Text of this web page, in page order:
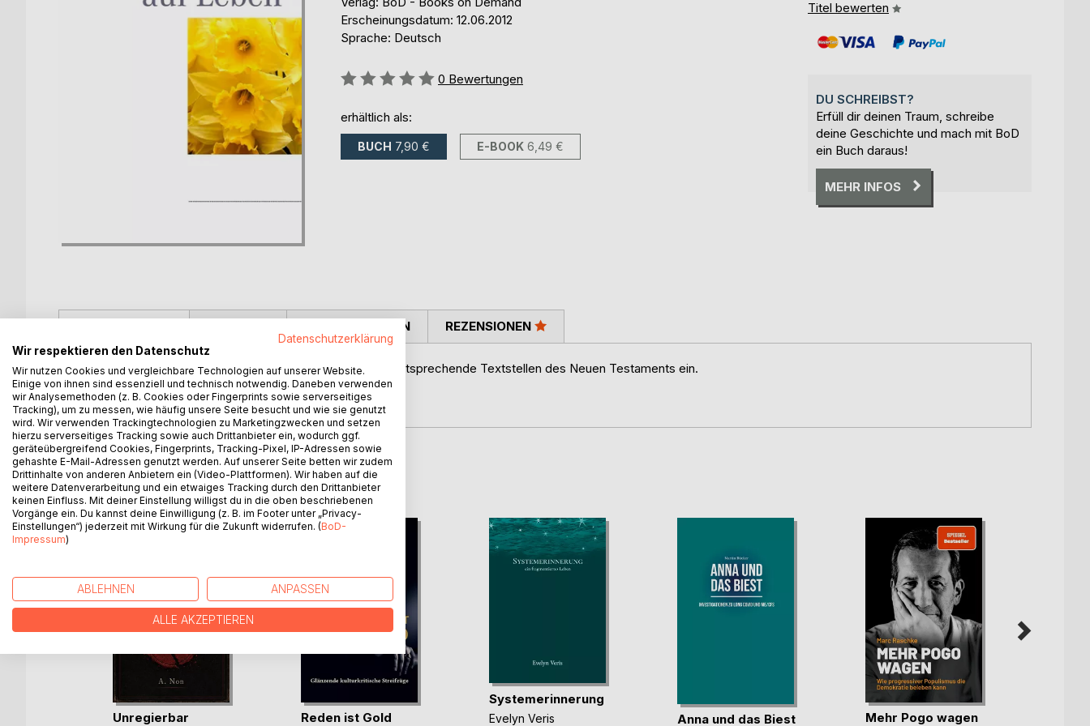
Erscheinungsdatum: 12.06.2012
Sprache: Deutsch
Bewertung::
0 Bewertungen
erhältlich als:
BUCH 7,90 € E-BOOK 6,49 €
Titel bewerten
DU SCHREIBST?
Erfüll dir deinen Traum, schreibe
deine Geschichte und mach mit BoD
ein Buch daraus!
MEHR INFOS
"Hoffnung auf Leben" ist ein "Osterbuch" und geht auf entsprechende Textstellen des Neuen Testaments ein.
Herausgeber: Hans-Jürgen Sträter, Adlerstein Verlag
PRESSESTIMMEN REZENSIONEN
WEITERE TITEL BEIBoD
Unregierbar Reden ist Gold
Systemerinnerung
Evelyn Veris Anna und das Biest Mehr Pogo wagen
Datenschutzerklärung
Wir respektieren den Datenschutz
Wir nutzen Cookies und vergleichbare Technologien auf unserer Website.
Einige von ihnen sind essenziell und technisch notwendig. Daneben verwenden
wir Analysemethoden (z. B. Cookies oder Fingerprints sowie serverseitiges
Tracking), um zu messen, wie häufig unsere Seite besucht und wie sie genutzt
wird. Wir verwenden Trackingtechnologien zu Marketingzwecken und setzen
hierzu serverseitiges Tracking sowie auch Drittanbieter ein, wodurch ggf.
geräteübergreifend Cookies, Fingerprints, Tracking-Pixel, IP-Adressen sowie
gehashte E-Mail-Adressen genutzt werden. Auf unserer Seite betten wir zudem
Drittinhalte von anderen Anbietern ein (Video-Plattformen). Wir haben auf die
weitere Datenverarbeitung und ein etwaiges Tracking durch den Drittanbieter
keinen Einfluss. Mit deiner Einstellung willigst du in die oben beschriebenen
Vorgänge ein. Du kannst deine Einwilligung (z. B. im Footer unter „Privacy-
Einstellungen“) jederzeit mit Wirkung für die Zukunft widerrufen. (BoD-
Impressum)
ABLEHNEN ANPASSEN
ALLE AKZEPTIEREN